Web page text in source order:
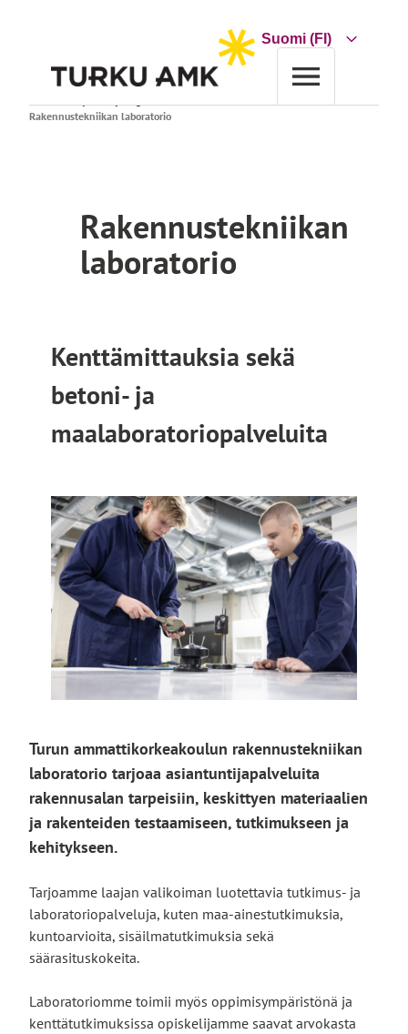
Choose
Rakennustekniikan laboratorio
Rakennustekniikan
laboratorio
Kenttämittauksia sekä
betoni- ja
maalaboratoriopalveluita
Turun ammattikorkeakoulun rakennustekniikan
laboratorio tarjoaa asiantuntijapalveluita
rakennusalan tarpeisiin, keskittyen materiaalien
ja rakenteiden testaamiseen, tutkimukseen ja
kehitykseen.
Tarjoamme laajan valikoiman luotettavia tutkimus- ja
laboratoriopalveluja, kuten maa-ainestutkimuksia,
kuntoarvioita, sisäilmatutkimuksia sekä
säärasituskokeita.
Laboratoriomme toimii myös oppimisympäristönä ja
kenttätutkimuksissa opiskelijamme saavat arvokasta